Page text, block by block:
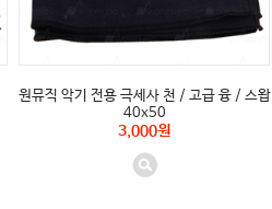
원뮤직 악기 전용 극세사 천 / 고급 융 / 스왑
40x50
3,000원